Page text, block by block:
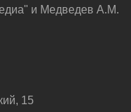
и Медведев А.М.
15